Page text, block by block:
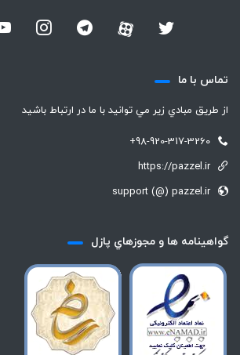
تماس با ما
از طريق مبادي زير مي توانيد با ما در ارتباط باشيد
+98-920-317-3260
https://pazzel.ir
support (@) pazzel.ir
گواهينامه ها و مجوزهاي پازل